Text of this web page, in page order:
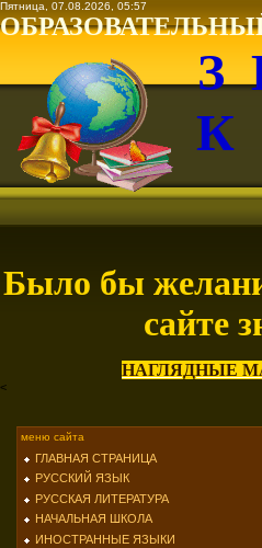
Пятница,
З
К
Было бы
сайте
НАГЛЯДНЫЕ
<
меню сайта
ГЛАВНАЯ СТРАНИЦА
РУССКИЙ ЯЗЫК
РУССКАЯ ЛИТЕРАТУРА
НАЧАЛЬНАЯ ШКОЛА
ИНОСТРАННЫЕ ЯЗЫКИ